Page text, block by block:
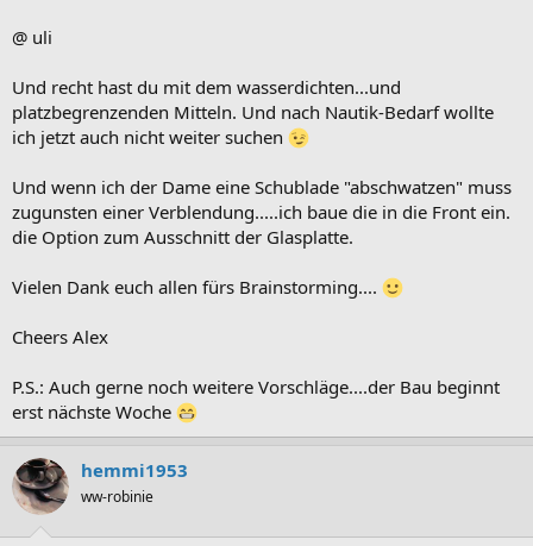
@ uli
Und recht hast du mit dem wasserdichten...und
platzbegrenzenden Mitteln. Und nach Nautik-Bedarf wollte
ich jetzt auch nicht weiter suchen
Und wenn ich der Dame eine Schublade "abschwatzen" muss
zugunsten einer Verblendung.....ich baue die in die Front ein.
die Option zum Ausschnitt der Glasplatte.
Vielen Dank euch allen fürs Brainstorming....
Cheers Alex
P.S.: Auch gerne noch weitere Vorschläge....der Bau beginnt
erst nächste Woche
hemmi1953
ww-robinie